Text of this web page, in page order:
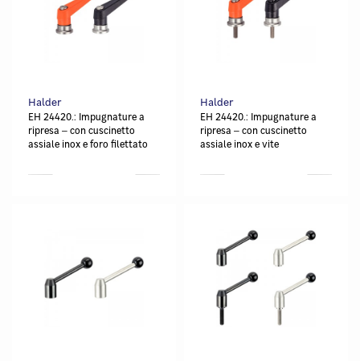
Halder
EH 24420.: Impugnature a
ripresa ‒ con cuscinetto
assiale inox e foro filettato
Halder
EH 24420.: Impugnature a
ripresa ‒ con cuscinetto
assiale inox e vite